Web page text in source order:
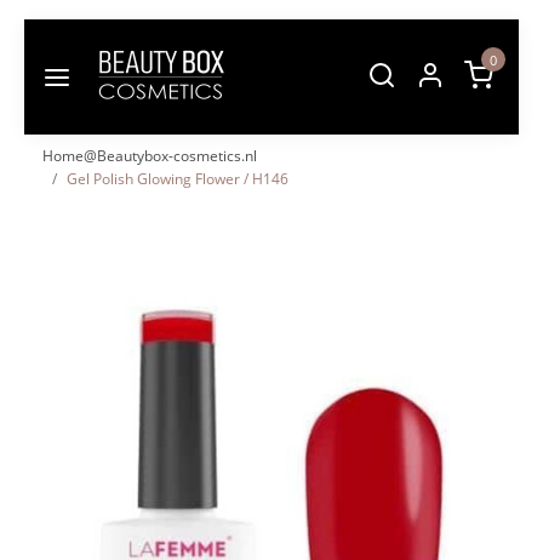
0
Home@Beautybox-cosmetics.nl
Gel Polish Glowing Flower / H146